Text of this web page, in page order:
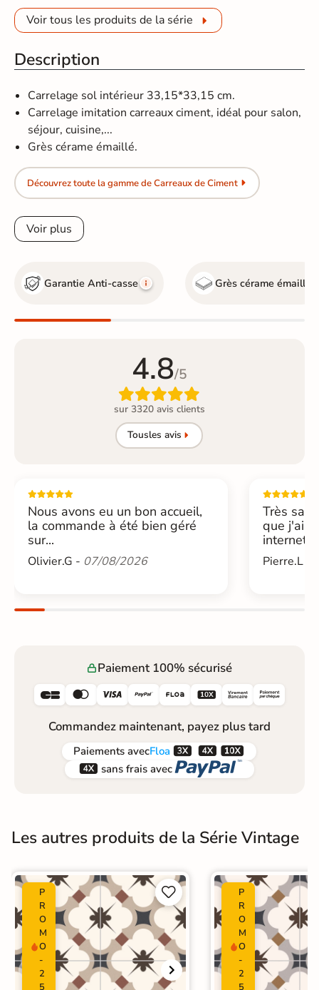
Voir tous les produits de la série
Description
Carrelage sol intérieur 33,15*33,15 cm.
Carrelage imitation carreaux ciment, idéal pour salon,
séjour, cuisine,...
Grès cérame émaillé.
Découvrez toute la gamme de Carreaux de Ciment
Voir plus
Garantie Anti-casse Grès cérame émaillé
4.8/5

sur 3320 avis clients
Tousles avis
Nous avons eu un bon accueil,
la commande à été bien géré
sur...
Olivier.G - 07/08/2026
Très
que j'ai
internet....
Pierre.L -
Paiement 100% sécurisé
     
Commandez maintenant, payez plus tard
Paiements avecFloa  
 sans frais avec 
Les autres produits de la Série Vintage
P
R
O
M
O
-
2
5


P
R
O
M
O
-
2
5